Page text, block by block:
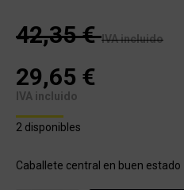
42,35€ IVA incluido
29,65 €
IVA incluido
2 disponibles
Caballete central en buen estado